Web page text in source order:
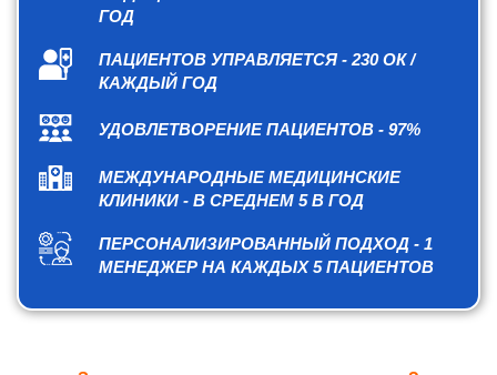
ГОД
ПАЦИЕНТОВ УПРАВЛЯЕТСЯ - 230 ОК /
КАЖДЫЙ ГОД
УДОВЛЕТВОРЕНИЕ ПАЦИЕНТОВ - 97%
МЕЖДУНАРОДНЫЕ МЕДИЦИНСКИЕ
КЛИНИКИ - В СРЕДНЕМ 5 В ГОД
ПЕРСОНАЛИЗИРОВАННЫЙ ПОДХОД - 1
МЕНЕДЖЕР НА КАЖДЫХ 5 ПАЦИЕНТОВ